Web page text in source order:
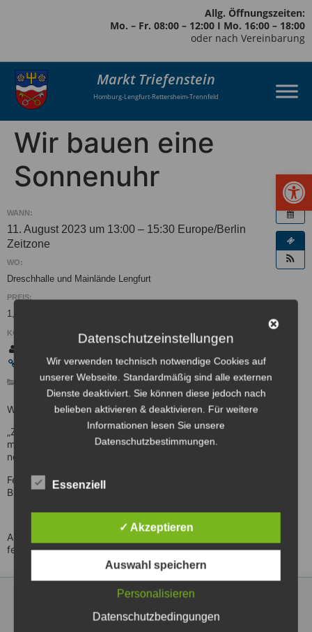
Allg. Öffnungszeiten:
Mo. – Fr. 08:00 – 12:00 I Mo. 16:00 – 18:00
oder nach Vereinbarung
Markt Triefenstein
Homburg-Lengfurt-Rettersheim-Trennfeld
Wir bauen eine
Sonnenuhr
WANN:
11. August 2023 um 13:00 – 15:30 Europe/Berlin
Zeitzone
WO:
Dreschhalle und Mainlände Lengfurt
PREIS:
1,00
KONTAKT:
ferienprogramm der Kommunalen Allianz Marktheidenfeld
Website der Veranstaltung
ÖFFENTLICHE VERANSTALTUNG
Was ist Zeit – Wir bauen eine Sonnenuhr
„Zeit ist, was man an der Uhr abliest“ sagte Albert Einstein. Wir
machen lustige Spiele zur Zeiterfahrung und jeder bastelt
nebenbei seine eigene Sonnenuhr.
Feste Schuhe, der Witterung angepasste Kleidung , Zirkel,
Bleistift, Spitzer, Buntstifte und Geodreieck sind mitzubringen.
Anmeldung über: https://www.unser-
ferienprogramm.de/marktheidenfeld/index.php
Datenschutzeinstellungen
Wir verwenden technisch notwendige Cookies auf
unserer Webseite. Standardmäßig sind alle externen
Dienste deaktiviert. Sie können diese jedoch nach
belieben aktivieren & deaktivieren. Für weitere
Informationen lesen Sie unsere
Datenschutzbestimmungen.
Essenziell
✓ Akzeptieren
Auswahl speichern
Personalisieren
Datenschutzbedingungen